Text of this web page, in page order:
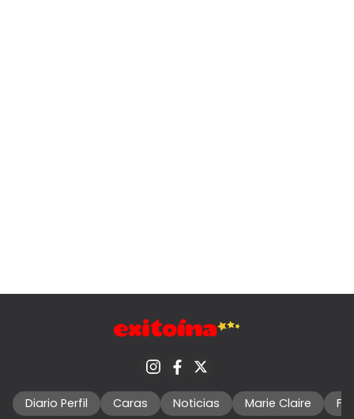
Diario Perfil Caras Noticias Marie Claire